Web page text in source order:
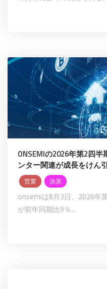
ONSEMIの2026年第2四
ンター関連が成長をけん引
営業 決算
onsemiは8月3日、2026年
が前年同期比9％...